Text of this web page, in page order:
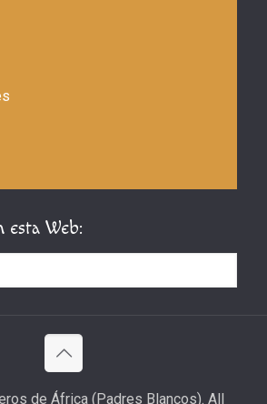
esta Web:
de África (Padres Blancos). All